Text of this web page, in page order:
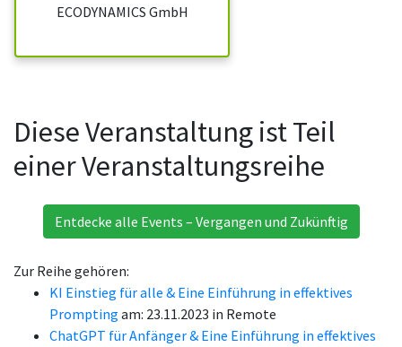
ECODYNAMICS GmbH
Diese Veranstaltung ist Teil
einer Veranstaltungsreihe
Entdecke alle Events – Vergangen und Zukünftig
Zur Reihe gehören:
KI Einstieg für alle & Eine Einführung in effektives
Prompting am: 23.11.2023 in Remote
ChatGPT für Anfänger & Eine Einführung in effektives